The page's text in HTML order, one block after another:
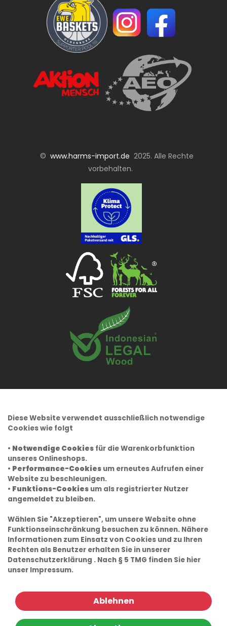
© www.harms-import.de 2025. Alle Rechte
vorbehalten.
Diese Website verwendet ausschließlich notwendige
Cookies wie folgt
• Notwendige Cookies für die Warenkorbfunktion
unseres Onlineshops.
• Performance-Cookies um erneutes Aufrufen einer
Website zu beschleunigen.
• Funktions-Cookies um als registrierter Nutzer
angemeldet zu bleiben.
Wählen Sie "Akzeptieren", um unsere Website ohne
Funktionseinschränkung besuchen zu können. Nähere
Informationen zum Einsatz von Cookies und zu Ihren
Rechten als Benutzer erhalten Sie in unserer
Datenschutzerklärung . Nach § 5 TMG finden Sie hier
unser Impressum.
Ablehnen